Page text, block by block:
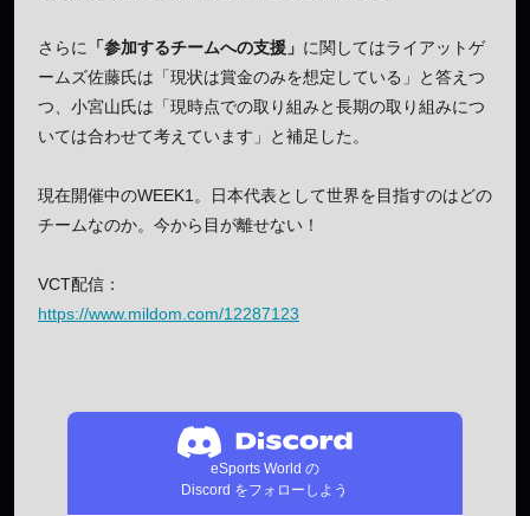
さらに 「参加するチームへの支援」 に関してはライアットゲ
ームズ佐藤氏は「現状は賞金のみを想定している」と答えつ
つ、小宮山氏は「現時点での取り組みと長期の取り組みにつ
いては合わせて考えています」と補足した。
現在開催中のWEEK1。日本代表として世界を目指すのはどの
チームなのか。今から目が離せない！
VCT配信：
https://www.mildom.com/12287123
eSports World の
Discord をフォローしよう